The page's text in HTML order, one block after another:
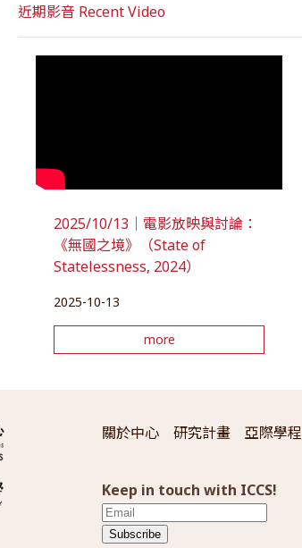
近期影音 Recent Video
2025/10/13｜電影放映與討論：
《無國之境》（State of
Statelessness, 2024）
2025-10-13
more
關於中心 研究計畫 亞際學程
Keep in touch with ICCS!
Subscribe